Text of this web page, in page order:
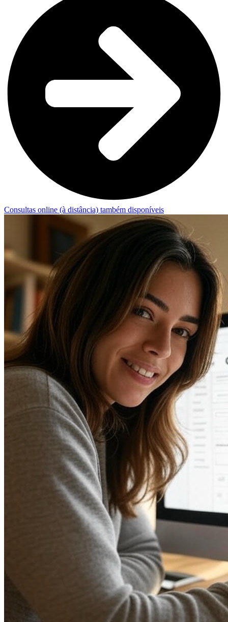
Consultas online (à distância) também disponíveis